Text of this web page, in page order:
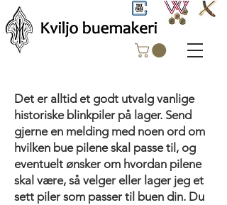
Det er alltid et godt utvalg vanlige
historiske blinkpiler på lager. Send
gjerne en melding med noen ord om
hvilken bue pilene skal passe til, og
eventuelt ønsker om hvordan pilene
skal være, så velger eller lager jeg et
sett piler som passer til buen din. Du